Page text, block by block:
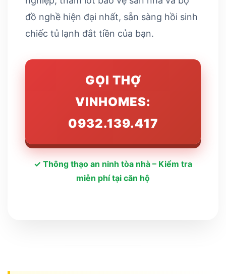
đồ nghề hiện đại nhất, sẵn sàng hồi sinh
chiếc tủ lạnh đắt tiền của bạn.
GỌI THỢ
VINHOMES:
0932.139.417
✓ Thông thạo an ninh tòa nhà – Kiểm tra
miễn phí tại căn hộ